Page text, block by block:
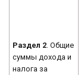
Раздел 2 . Общие
суммы дохода и
налога за